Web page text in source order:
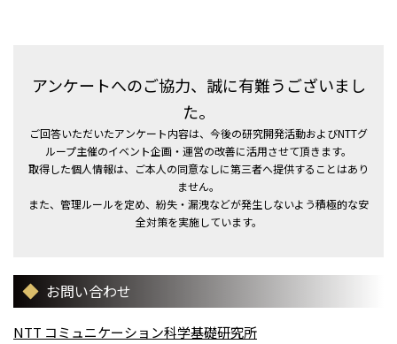
アンケートへのご協力、誠に有難うございまし
た。
ご回答いただいたアンケート内容は、今後の研究開発活動およびNTTグ
ループ主催のイベント企画・運営の改善に活用させて頂きます。
取得した個人情報は、ご本人の同意なしに第三者へ提供することはあり
ません。
また、管理ルールを定め、紛失・漏洩などが発生しないよう積極的な安
全対策を実施しています。
お問い合わせ
NTT コミュニケーション科学基礎研究所